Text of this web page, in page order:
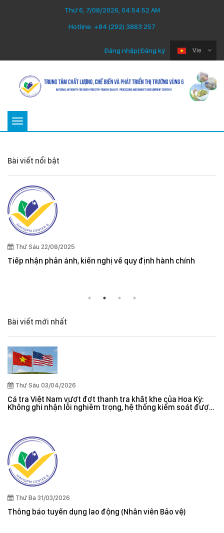
Thứ 6, 7/08/2026, 04:54:52 AM
Hotline: +84 (292) 3883 257
Vie
Đăng nhập|Đăng ký
Toggle
Bài viết nổi bật
Thứ Sáu 22/08/2025
Tiếp nhận phản ánh, kiến nghị về quy định hành chính
Bài viết mới nhất
Thứ Sáu 03/04/2026
Cá tra Việt Nam vượt đợt thanh tra khắt khe của Hoa Kỳ:
Không ghi nhận lỗi nghiêm trọng, hệ thống kiểm soát được
Thứ Ba 31/03/2026
Thông báo tuyển dụng lao động (Nhân viên Bảo vệ)